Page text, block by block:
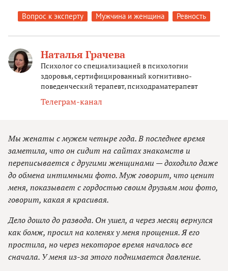
Вопрос к эксперту Мужчина и женщина Ревность
Наталья Грачева
Психолог со специализацией в психологии
здоровья, сертифицированный когнитивно-
поведенческий терапевт, психодраматерапевт
Телеграм-канал
Мы женаты с мужем четыре года. В последнее время
заметила, что он сидит на сайтах знакомств и
переписывается с другими женщинами — доходило даже
до обмена интимными фото. Муж говорит, что ценит
меня, показывает с гордостью своим друзьям мои фото,
говорит, какая я красивая.
Дело дошло до развода. Он ушел, а через месяц вернулся
как бомж, просил на коленях у меня прощения. Я его
простила, но через некоторое время началось все
сначала. У меня из-за этого поднимается давление.